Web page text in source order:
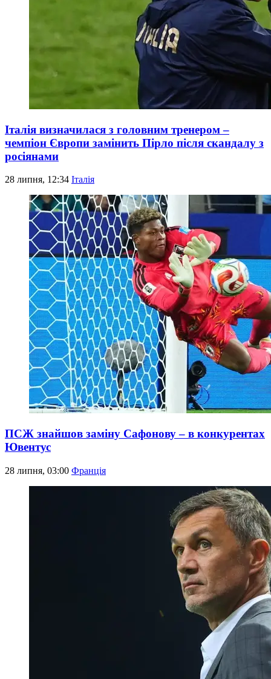
Італія визначилася з головним тренером –
чемпіон Європи замінить Пірло після скандалу з
росіянами
28 липня, 12:34 Італія
ПСЖ знайшов заміну Сафонову – в конкурентах
Ювентус
28 липня, 03:00 Франція